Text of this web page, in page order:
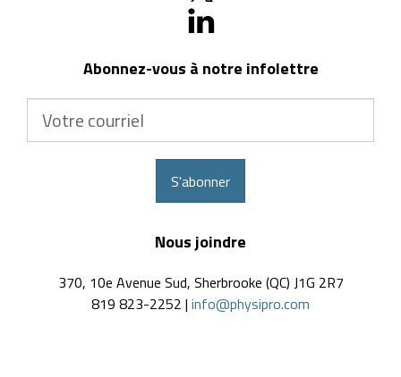
Abonnez-vous à notre infolettre
S'abonner
Nous joindre
370, 10e Avenue Sud, Sherbrooke (QC) J1G 2R7
819 823-2252 | info@physipro.com